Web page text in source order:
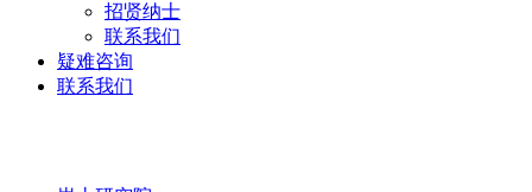
招贤纳士
联系我们
疑难咨询
联系我们